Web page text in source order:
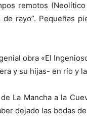
remotos
rayo”. Pequeñas
obra «El
y su hijas- en río y
La Mancha a la
dejado las bodas de